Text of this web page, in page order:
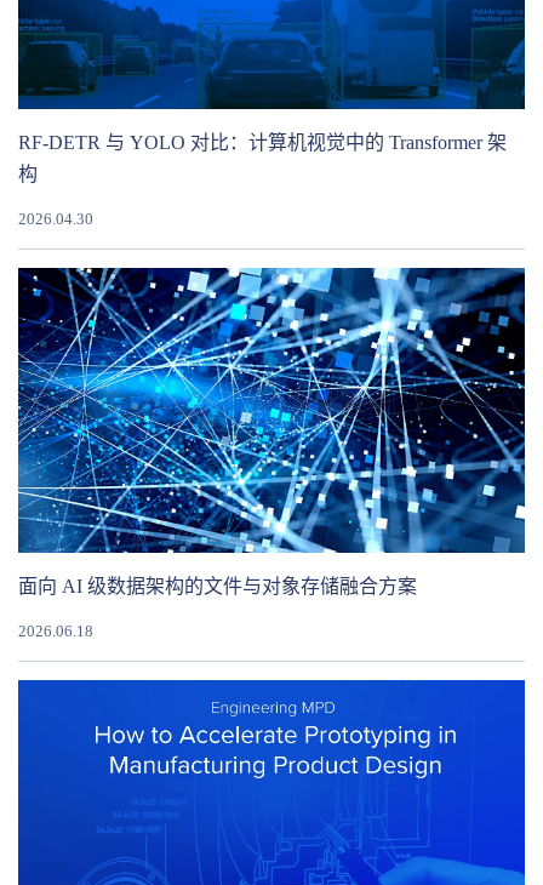
RF-DETR 与 YOLO 对比：计算机视觉中的 Transformer 架
构
2026.04.30
面向 AI 级数据架构的文件与对象存储融合方案
2026.06.18